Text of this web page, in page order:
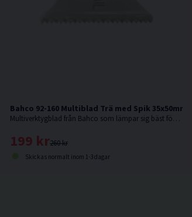
Bahco 92-160 Multiblad Trä med Spik 35x50mm
Multiverktygblad från Bahco som lämpar sig bäst för användning i rent trä och trä med spik.
260 kr
199 kr
Skickas normalt inom 1-3 dagar